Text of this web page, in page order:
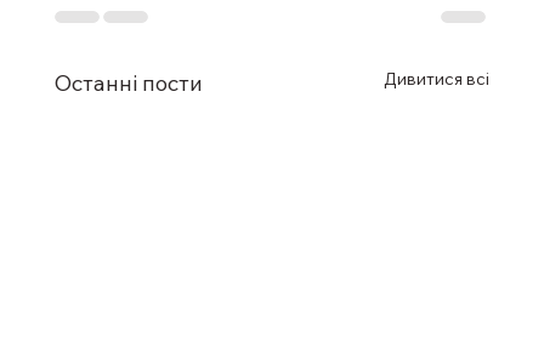
Останні пости Дивитися всі